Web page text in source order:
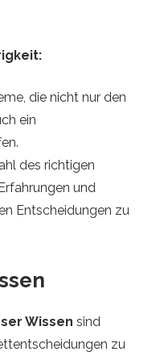
die nicht nur den
ein
des richtigen
und
Entscheidungen zu
Wissen sind
zu